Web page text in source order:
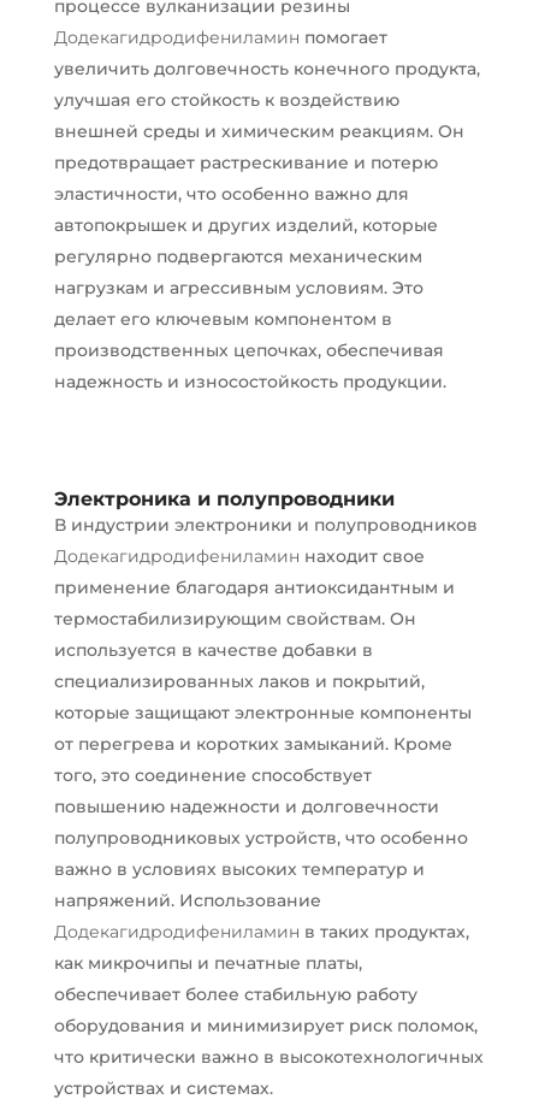
процессе вулканизации резины
Додекагидродифениламин помогает
увеличить долговечность конечного продукта,
улучшая его стойкость к воздействию
внешней среды и химическим реакциям. Он
предотвращает растрескивание и потерю
эластичности, что особенно важно для
автопокрышек и других изделий, которые
регулярно подвергаются механическим
нагрузкам и агрессивным условиям. Это
делает его ключевым компонентом в
производственных цепочках, обеспечивая
надежность и износостойкость продукции.
Электроника и полупроводники
В индустрии электроники и полупроводников
Додекагидродифениламин находит свое
применение благодаря антиоксидантным и
термостабилизирующим свойствам. Он
используется в качестве добавки в
специализированных лаков и покрытий,
которые защищают электронные компоненты
от перегрева и коротких замыканий. Кроме
того, это соединение способствует
повышению надежности и долговечности
полупроводниковых устройств, что особенно
важно в условиях высоких температур и
напряжений. Использование
Додекагидродифениламин в таких продуктах,
как микрочипы и печатные платы,
обеспечивает более стабильную работу
оборудования и минимизирует риск поломок,
что критически важно в высокотехнологичных
устройствах и системах.